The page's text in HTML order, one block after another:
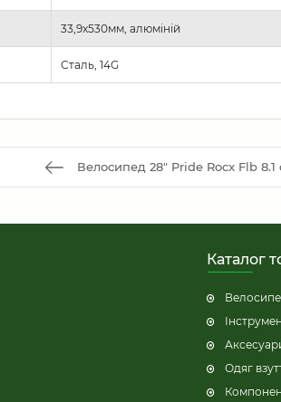
33,9x530мм, алюміній
Сталь, 14G
Велосипед 28" Pride Rocx Flb
Каталог
Одяг